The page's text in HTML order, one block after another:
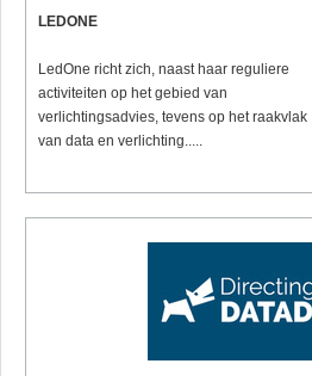
LEDONE
LedOne richt zich, naast haar reguliere
activiteiten op het gebied van
verlichtingsadvies, tevens op het raakvlak
van data en verlichting.....